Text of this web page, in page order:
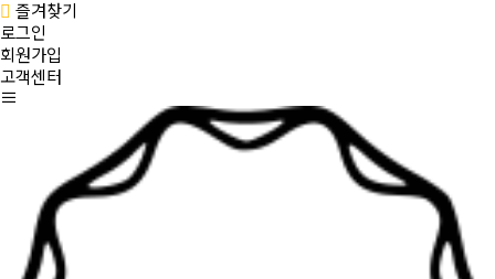
즐겨찾기
로그인
회원가입
고객센터